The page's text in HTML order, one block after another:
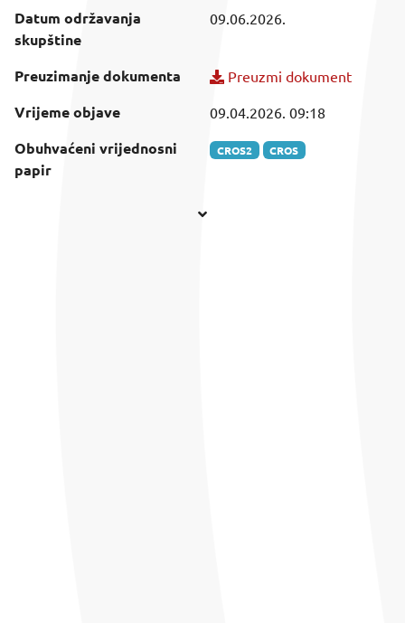
Datum održavanja
skupštine
09.06.2026.
Preuzimanje dokumenta Preuzmi dokument
Vrijeme objave 09.04.2026. 09:18
Obuhvaćeni vrijednosni
papir
CROS2 CROS